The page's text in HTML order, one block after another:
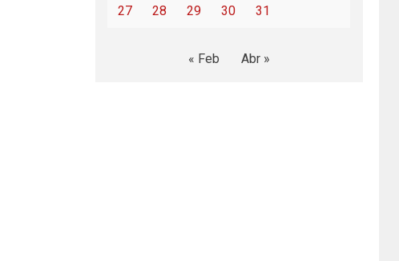
27 28 29 30 31
« Feb Abr »